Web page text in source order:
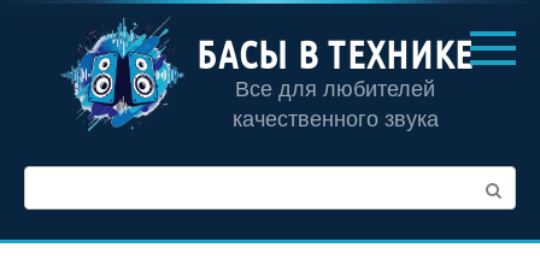
контенту
БАСЫ В ТЕХНИКЕ
Все для любителей
качественного звука